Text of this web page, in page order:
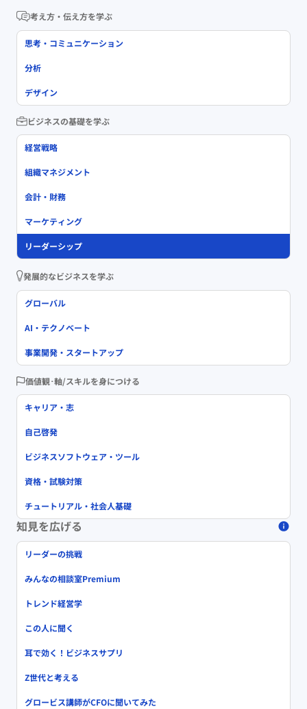
考え方・伝え方を学ぶ
思考・コミュニケーション
分析
デザイン
ビジネスの基礎を学ぶ
経営戦略
組織マネジメント
会計・財務
マーケティング
リーダーシップ
発展的なビジネスを学ぶ
グローバル
AI・テクノベート
事業開発・スタートアップ
価値観･軸/スキルを身につける
キャリア・志
自己啓発
ビジネスソフトウェア・ツール
資格・試験対策
チュートリアル・社会人基礎
知見を広げる
リーダーの挑戦
みんなの相談室Premium
トレンド経営学
この人に聞く
耳で効く！ビジネスサプリ
Z世代と考える
グロービス講師がCFOに聞いてみた